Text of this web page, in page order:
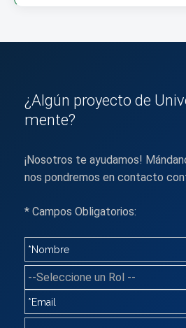
¿Algún proyecto de
mente?
¡Nosotros te ayudamos!
nos pondremos en contacto
* Campos Obligatorios: